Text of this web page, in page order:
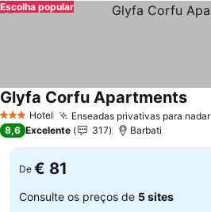
Escolha popular
3 EstrelasHotel Enseadas privativas para nadar
Glyfa Corfu Apartments
8,6 Excelente 317 Barbati
De € 81
Consulte os preços de 5 sites